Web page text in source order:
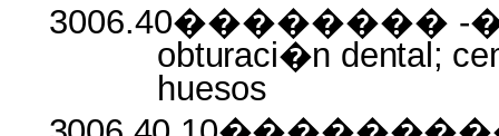
3006.40��������
obturaci�n dental;
huesos